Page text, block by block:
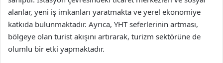
alanlar, yeni iş imkanları yaratmakta ve yerel ekonomiye
katkıda bulunmaktadır. Ayrıca, YHT seferlerinin artması,
bölgeye olan turist akışını artırarak, turizm sektörüne de
olumlu bir etki yapmaktadır.